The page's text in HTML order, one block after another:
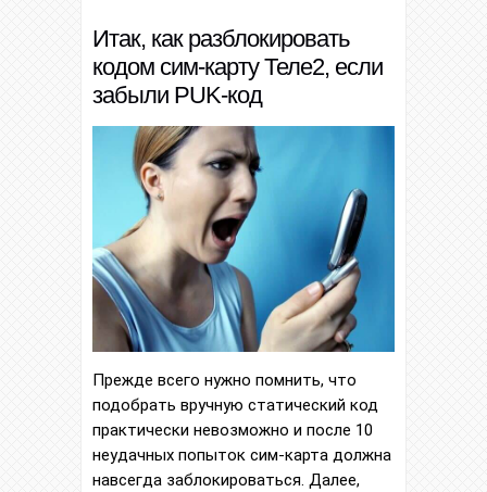
Итак, как разблокировать
кодом сим-карту Теле2, если
забыли PUK-код
Прежде всего нужно помнить, что
подобрать вручную статический код
практически невозможно и после 10
неудачных попыток сим-карта должна
навсегда заблокироваться. Далее,